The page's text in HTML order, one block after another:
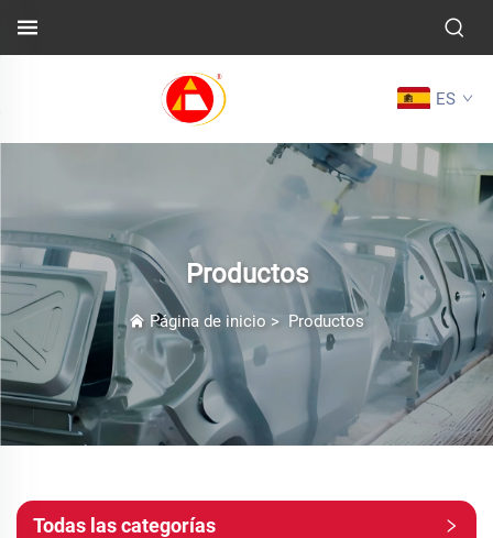
ES
Productos
Página de inicio > Productos
Todas las categorías